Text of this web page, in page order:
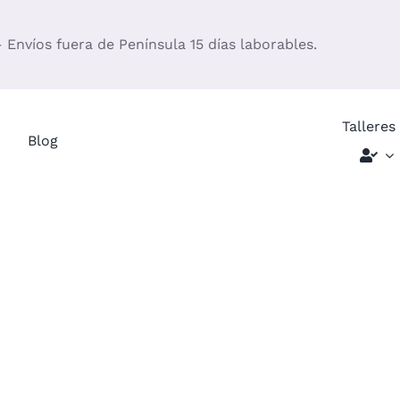
fuera de Península 15 días laborables.
Blog
Talleres